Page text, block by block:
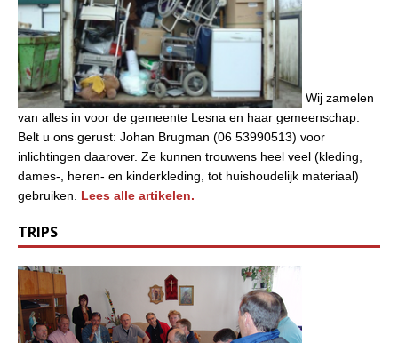
Wij zamelen
van alles in voor de gemeente Lesna en haar gemeenschap.
Belt u ons gerust: Johan Brugman (06 53990513) voor
inlichtingen daarover. Ze kunnen trouwens heel veel (kleding,
dames-, heren- en kinderkleding, tot huishoudelijk materiaal)
gebruiken. Lees alle artikelen.
TRIPS